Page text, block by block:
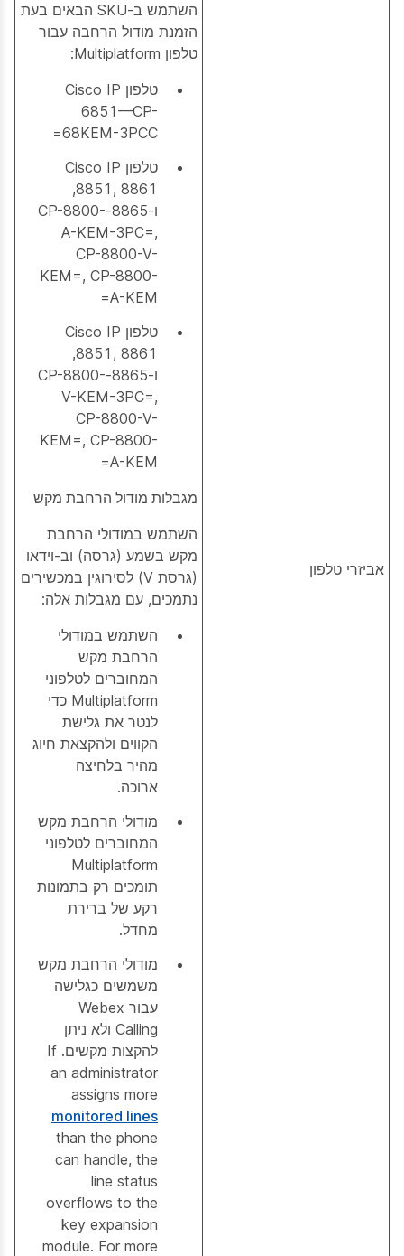
אביזרי טלפון
השתמש ב-SKU הבאים בעת
הזמנת מודול הרחבה עבור
טלפון Multiplatform:
טלפון Cisco IP
6851—CP-
68KEM-3PCC=
טלפון Cisco IP
8851, 8861,
ו-8865-CP-8800-
A-KEM-3PC=,
CP-8800-V-
KEM=, CP-8800-
A-KEM=
טלפון Cisco IP
8851, 8861,
ו-8865-CP-8800-
V-KEM-3PC=,
CP-8800-V-
KEM=, CP-8800-
A-KEM=
מגבלות מודול הרחבת מקש
השתמש במודולי הרחבת
מקש בשמע (גרסה) וב-וידאו
(גרסת V) לסירוגין במכשירים
נתמכים, עם מגבלות אלה:
השתמש במודולי
הרחבת מקש
המחוברים לטלפוני
Multiplatform כדי
לנטר את גלישת
הקווים ולהקצאת חיוג
מהיר בלחיצה
ארוכה.
מודולי הרחבת מקש
המחוברים לטלפוני
Multiplatform
תומכים רק בתמונות
רקע של ברירת
מחדל.
מודולי הרחבת מקש
משמשים כגלישה
עבור Webex
Calling ולא ניתן
להקצות מקשים. If
an administrator
assigns more
monitored lines
than the phone
can handle, the
line status
overflows to the
key expansion
module. For more